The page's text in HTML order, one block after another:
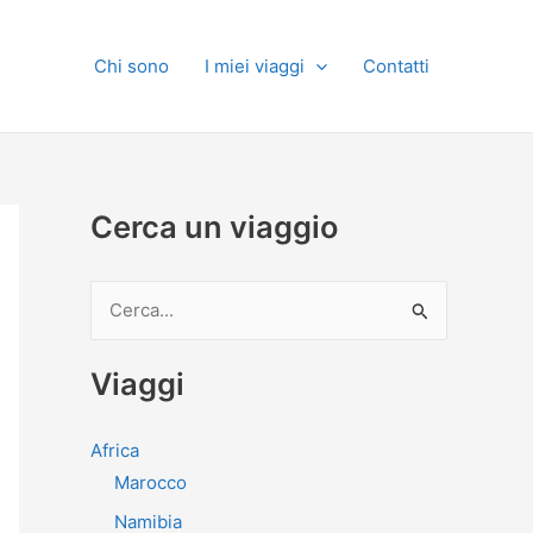
Chi sono I miei viaggi Contatti
Cerca un viaggio
r
a
Viaggi
Africa
Marocco
Namibia